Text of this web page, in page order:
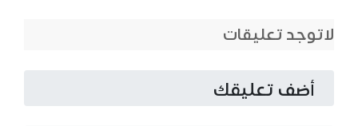
لاتوجد تعليقات
أضف تعليقك